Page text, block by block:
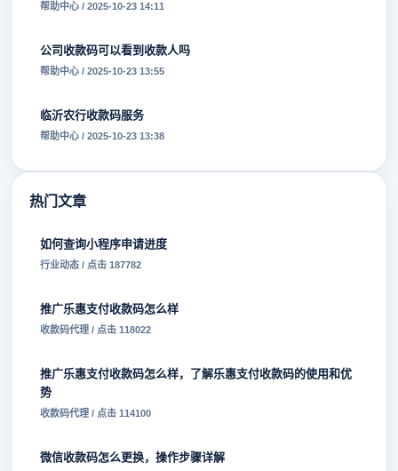
帮助中心 / 2025-10-23 14:11
公司收款码可以看到收款人吗
帮助中心 / 2025-10-23 13:55
临沂农行收款码服务
帮助中心 / 2025-10-23 13:38
热门文章
如何查询小程序申请进度
行业动态 / 点击 187782
推广乐惠支付收款码怎么样
收款码代理 / 点击 118022
推广乐惠支付收款码怎么样，了解乐惠支付收款码的使用和优
势
收款码代理 / 点击 114100
微信收款码怎么更换，操作步骤详解